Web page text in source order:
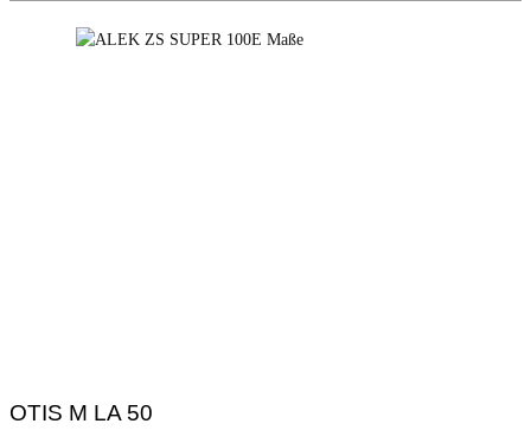
OTIS M LA 50